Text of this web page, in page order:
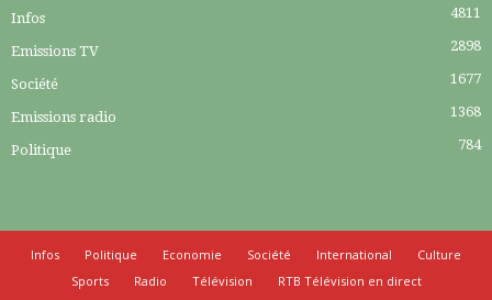
Infos 4811
Emissions TV 2898
Société 1677
Emissions radio 1368
Politique 784
Infos Politique Economie Société International
Culture
Sports
Radio Télévision
RTB Télévision en direct